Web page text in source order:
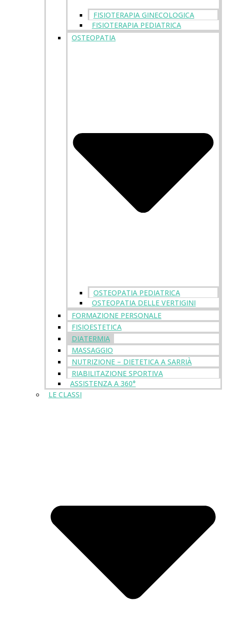
FISIOTERAPIA GINECOLOGICA
FISIOTERAPIA PEDIATRICA
OSTEOPATIA
OSTEOPATIA PEDIATRICA
OSTEOPATIA DELLE VERTIGINI
FORMAZIONE PERSONALE
FISIOESTETICA
DIATERMIA
MASSAGGIO
NUTRIZIONE – DIETETICA A SARRIÀ
RIABILITAZIONE SPORTIVA
ASSISTENZA A 360°
LE CLASSI